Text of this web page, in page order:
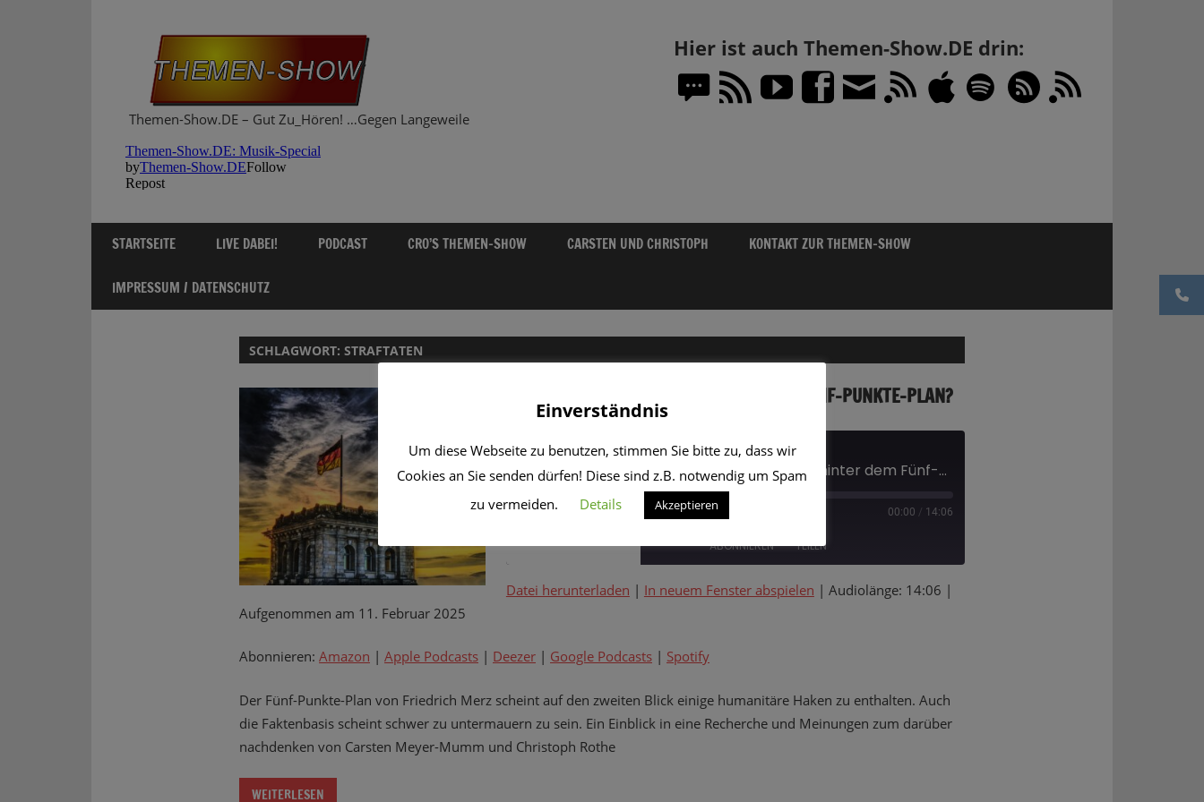
Themen-Show.DE – Gut Zu_Hören! …Gegen Langeweile
Hier ist auch Themen-Show.DE drin:
STARTSEITE LIVE DABEI! PODCAST CRO’S THEMEN-SHOW CARSTEN UND CHRISTOPH KONTAKT ZUR THEMEN-SHOW
IMPRESSUM / DATENSCHUTZ
SCHLAGWORT:STRAFTATEN
WAS STECKTE EIGENTLICH HINTER DEM FÜNF-PUNKTE-PLAN?
11. Februar 2025 CRo
Themen-Show.DE
Was steckte eigentlich hinter dem Fünf-Punkte-Plan?
PLAY
00:00 / 14:06
ABONNIEREN TEILEN
Amazon Apple Podcasts
RSS FEED
TEILEN
Datei herunterladen | In neuem Fenster abspielen | Audiolänge: 14:06 |
Aufgenommen am 11. Februar 2025
Abonnieren: Amazon | Apple Podcasts | Deezer | Google Podcasts | Spotify
Der Fünf-Punkte-Plan von Friedrich Merz scheint auf den zweiten Blick einige humanitäre Haken zu enthalten. Auch
die Faktenbasis scheint schwer zu untermauern zu sein. Ein Einblick in eine Recherche und Meinungen zum darüber
nachdenken von Carsten Meyer-Mumm und Christoph Rothe
WEITERLESEN
Einverständnis
Um diese Webseite zu benutzen, stimmen Sie bitte zu, dass wir
Cookies an Sie senden dürfen! Diese sind z.B. notwendig um Spam
zu vermeiden.
Details Akzeptieren